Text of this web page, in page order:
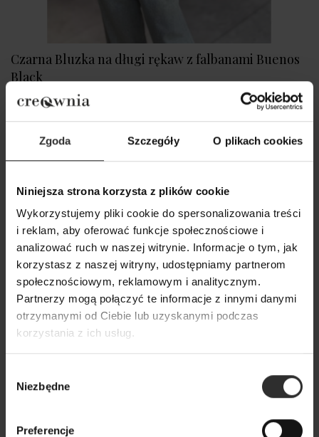
Zgoda Szczegóły O plikach cookies
Niniejsza strona korzysta z plików cookie
Wykorzystujemy pliki cookie do spersonalizowania treści
i reklam, aby oferować funkcje społecznościowe i
analizować ruch w naszej witrynie. Informacje o tym, jak
korzystasz z naszej witryny, udostępniamy partnerom
społecznościowym, reklamowym i analitycznym.
Partnerzy mogą połączyć te informacje z innymi danymi
otrzymanymi od Ciebie lub uzyskanymi podczas
korzystania z ich usług.
zgody
Niezbędne
Preferencje
Czarna Bluzka na długi rękaw z falbanami Buenos
Black
339,00 zł